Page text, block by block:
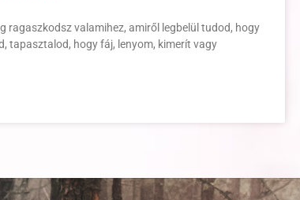
ragaszkodsz valamihez, amiről legbelül tudod, hogy
tapasztalod, hogy fáj, lenyom, kimerít vagy